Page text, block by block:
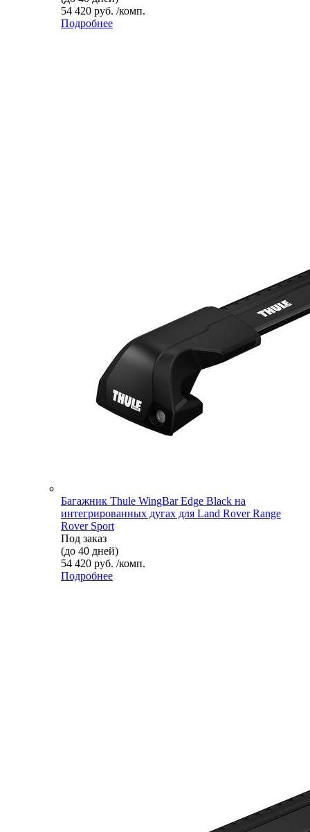
54 420 руб. /комп.
Подробнее
Багажник Thule WingBar Edge Black на
интегрированных дугах для Land Rover Range
Rover Sport
Под заказ
(до 40 дней)
54 420 руб. /комп.
Подробнее